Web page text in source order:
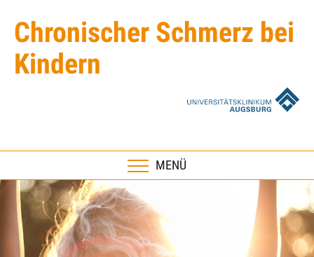
Chronischer Schmerz bei
Kindern
MENÜ